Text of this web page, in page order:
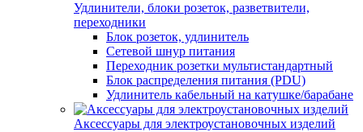
Удлинители, блоки розеток, разветвители,
переходники
Блок розеток, удлинитель
Сетевой шнур питания
Переходник розетки мультистандартный
Блок распределения питания (PDU)
Удлинитель кабельный на катушке/барабане
Аксессуары для электроустановочных изделий